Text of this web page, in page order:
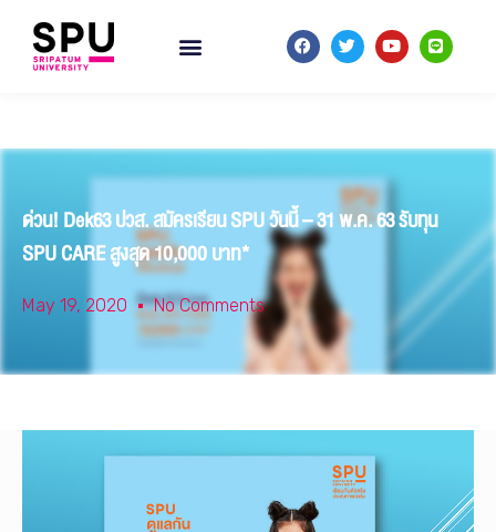
ด่วน! Dek63 ปวส. สมัครเรียน SPU วันนี้ – 31 พ.ค. 63 รับทุน
SPU CARE สูงสุด 10,000 บาท*
May 19, 2020 No Comments